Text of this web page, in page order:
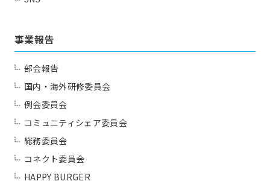
事業報告
部会報告
国内・海外研修委員会
例会委員会
コミュニティシェア委員会
総務委員会
コネクト委員会
HAPPY BURGER